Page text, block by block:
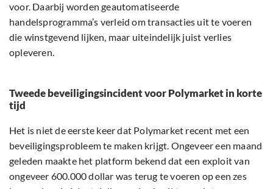
voor. Daarbij worden geautomatiseerde
handelsprogramma’s verleid om transacties uit te voeren
die winstgevend lijken, maar uiteindelijk juist verlies
opleveren.
Tweede beveiligingsincident voor Polymarket in korte
tijd
Het is niet de eerste keer dat Polymarket recent met een
beveiligingsprobleem te maken krijgt. Ongeveer een maand
geleden maakte het platform bekend dat een exploit van
ongeveer 600.000 dollar was terug te voeren op een zes